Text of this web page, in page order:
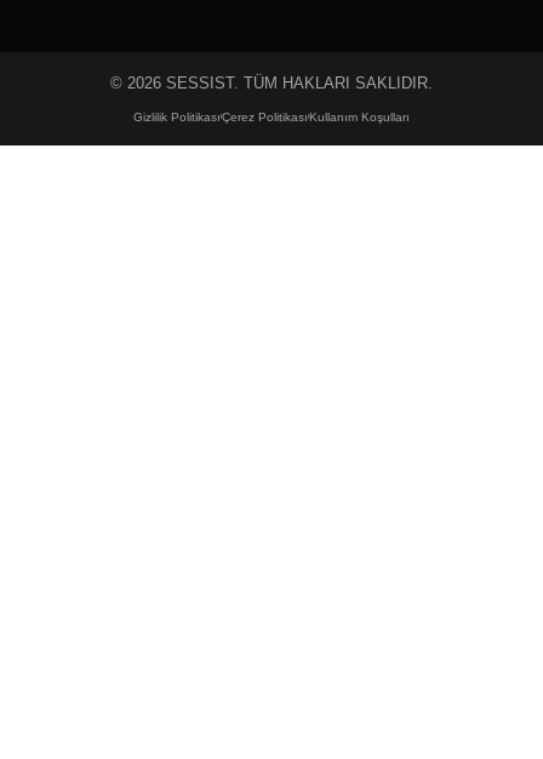
© 2026 SESSIST. TÜM HAKLARI SAKLIDIR.
Gizlilik PolitikasıÇerez PolitikasıKullanım Koşulları